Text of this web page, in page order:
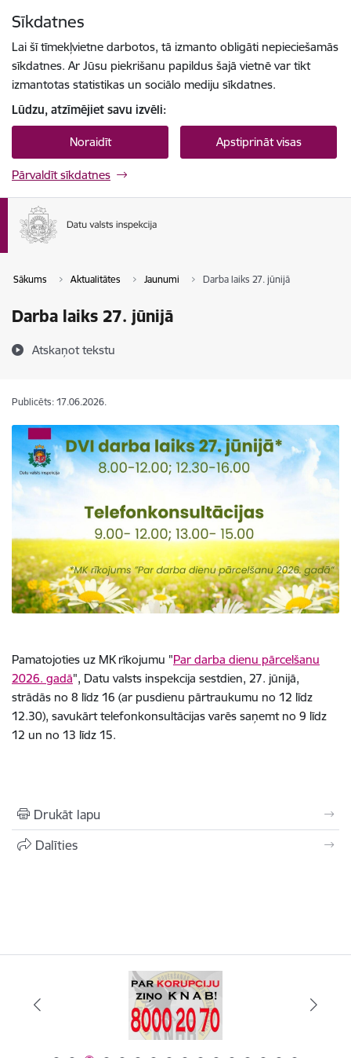
Sīkdatnes
Lai šī tīmekļvietne darbotos, tā izmanto obligāti nepieciešamās
sīkdatnes. Ar Jūsu piekrišanu papildus šajā vietnē var tikt
izmantotas statistikas un sociālo mediju sīkdatnes.
Lūdzu, atzīmējiet savu izvēli:
Noraidīt Apstiprināt visas
Pārvaldīt sīkdatnes
Sākums Aktualitātes Jaunumi Darba laiks 27. jūnijā
Darba laiks 27. jūnijā
Atskaņot tekstu
Publicēts: 17.06.2026.
Pamatojoties uz MK rīkojumu "Par darba dienu pārcelšanu
2026. gadā", Datu valsts inspekcija sestdien, 27. jūnijā,
strādās no 8 līdz 16 (ar pusdienu pārtraukumu no 12 līdz
12.30), savukārt telefonkonsultācijas varēs saņemt no 9 līdz
12 un no 13 līdz 15.
Drukāt lapu
Dalīties